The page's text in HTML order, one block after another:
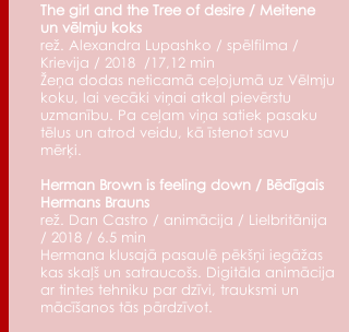
The girl and the Tree of desire / Meitene
un vēlmju koks
rež. Alexandra Lupashko / spēlfilma /
Krievija / 2018 /17,12 min
Žeņa dodas neticamā ceļojumā uz Vēlmju
koku, lai vecāki viņai atkal pievērstu
uzmanību. Pa ceļam viņa satiek pasaku
tēlus un atrod veidu, kā īstenot savu
mērķi.
Herman Brown is feeling down / Bēdīgais
Hermans Brauns
rež. Dan Castro / animācija / Lielbritānija
/ 2018 / 6.5 min
Hermana klusajā pasaulē pēkšņi iegāžas
kas skaļš un satraucošs. Digitāla animācija
ar tintes tehniku par dzīvi, trauksmi un
mācīšanos tās pārdzīvot.